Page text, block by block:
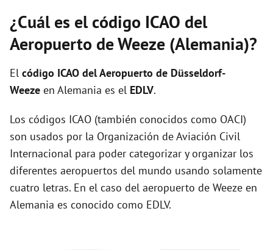
¿Cuál es el código ICAO del
Aeropuerto de Weeze (Alemania)?
El código ICAO delAeropuerto de Düsseldorf-
Weeze en Alemania es el EDLV.
Los códigos ICAO (también conocidos como OACI)
son usados por la Organización de Aviación Civil
Internacional para poder categorizar y organizar los
diferentes aeropuertos del mundo usando solamente
cuatro letras. En el caso del aeropuerto de Weeze en
Alemania es conocido como EDLV.